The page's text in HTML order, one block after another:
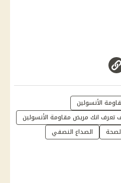
الأنسولين
تعرف انك مريض مقاومة الأنسولين
الصداع النصفي